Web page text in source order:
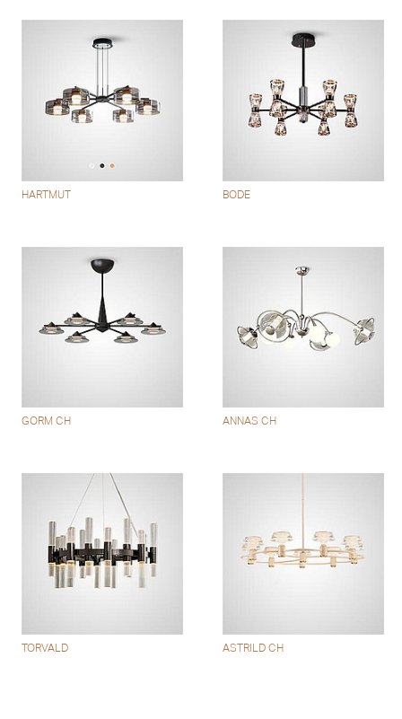
HARTMUT BODE
GORM CH ANNAS CH
TORVALD ASTRILD CH